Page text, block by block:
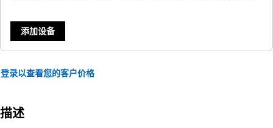
添加设备
登录以查看您的客户价格
描述